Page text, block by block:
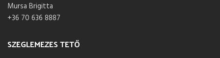
Mursa Brigitta
+36 70 636 8887
SZEGLEMEZES TETŐ